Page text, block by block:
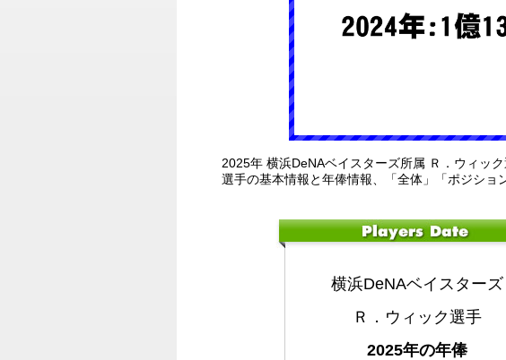
2025年 横浜DeNAベイスターズ所属 Ｒ．ウィッ
選手の基本情報と年俸情報、「全体」「ポジショ
横浜DeNAベイスターズ
Ｒ．ウィック選手
2025年の年俸